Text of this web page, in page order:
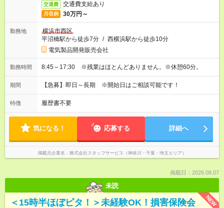
交通費 交通費支給あり
月収例 30万円～
勤務地
横浜市西区
平沼橋駅から徒歩7分 / 西横浜駅から徒歩10分
電気製品開発販売会社
勤務時間 8:45～17:30 ※残業はほとんどありません。※休憩60分。
期間 【急募】即日～長期 ※開始日はご相談可能です！
特徴 履歴書不要
気になる！ 応募する 詳細へ
掲載元企業名 株式会社スタッフサービス（神奈川・千葉・埼玉エリア）
掲載日：2026.08.07
未読
NEW
＜15時半ほぼピタ！＞未経験OK！損害保険会